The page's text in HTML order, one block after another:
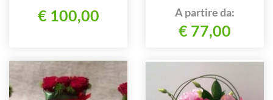
€ 100,00 A partire da:
€ 77,00